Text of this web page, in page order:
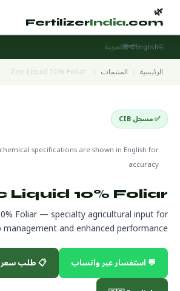
🌿
FertilizerIndia.com
🌐
English
हिन्दीالعربية
الرئيسية › المنتجات ›
Zinc Liquid 10% Foliar
✅ مسجل CIB
specifications are shown in English for
accuracy
Liquid 10% Foliar
Foliar — specialty agricultural input for
and enhanced performance.
💬 استفسار عبر واتساب
📋 طلب سعر